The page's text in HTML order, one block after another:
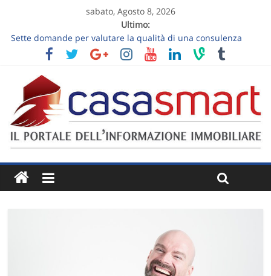
sabato, Agosto 8, 2026
Ultimo:
Sette domande per valutare la qualità di una consulenza
immobiliare
Visita estiva di una casa: nove osservazioni sul comfort
Vendere un appartamento al piano terra: luce, privacy e
giardino senza slogan
Vendere una casa ereditata: decisioni da prendere prima
dell’annuncio
Follow-up dopo la visita immobiliare: trasformare “ci
pensiamo” in un prossimo passo